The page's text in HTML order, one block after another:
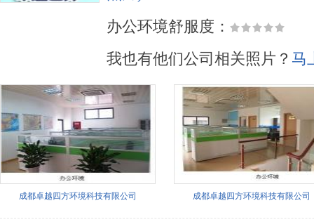
办公环境舒服度：
我也有他们公司相关照片？ 马
成都卓越四方环境科技有限公司 成都卓越四方环境科技有限公司